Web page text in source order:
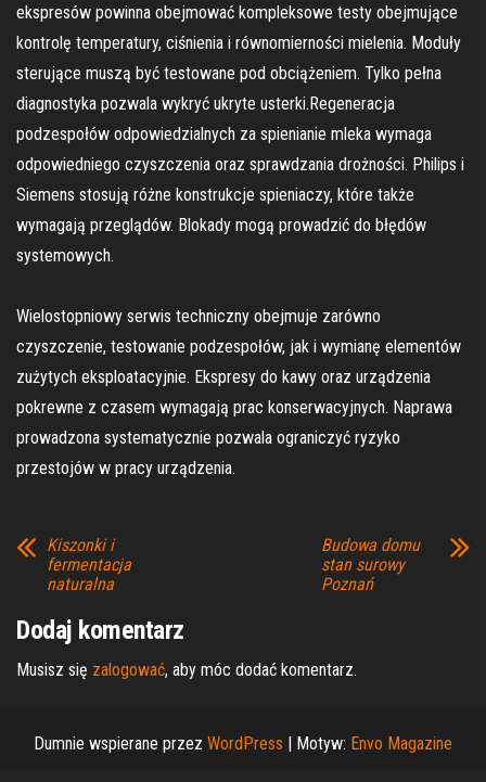
ekspresów powinna obejmować kompleksowe testy obejmujące
kontrolę temperatury, ciśnienia i równomierności mielenia. Moduły
sterujące muszą być testowane pod obciążeniem. Tylko pełna
diagnostyka pozwala wykryć ukryte usterki.Regeneracja
podzespołów odpowiedzialnych za spienianie mleka wymaga
odpowiedniego czyszczenia oraz sprawdzania drożności. Philips i
Siemens stosują różne konstrukcje spieniaczy, które także
wymagają przeglądów. Blokady mogą prowadzić do błędów
systemowych.
Wielostopniowy serwis techniczny obejmuje zarówno
czyszczenie, testowanie podzespołów, jak i wymianę elementów
zużytych eksploatacyjnie. Ekspresy do kawy oraz urządzenia
pokrewne z czasem wymagają prac konserwacyjnych. Naprawa
prowadzona systematycznie pozwala ograniczyć ryzyko
przestojów w pracy urządzenia.
Kiszonki i
fermentacja
naturalna
Budowa domu
stan surowy
Poznań
Dodaj komentarz
Musisz się zalogować, aby móc dodać komentarz.
Dumnie wspierane przez WordPress | Motyw: Envo Magazine